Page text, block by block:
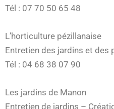
Tél : 07 70 50 65 48
L’horticulture pézillanaise
Entretien des jardins et des
Tél : 04 68 38 07 90
Les jardins de Manon
Entretien de jardins –